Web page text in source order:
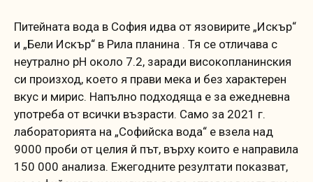
Питейната вода в София идва от язовирите „Искър“
и „Бели Искър“ в Рила планина . Тя се отличава с
неутрално pH около 7.2, заради високопланинския
си произход, което я прави мека и без характерен
вкус и мирис. Напълно подходяща е за ежедневна
употреба от всички възрасти. Само за 2021 г.
лабораторията на „Софийска вода“ е взела над
9000 проби от целия й път, върху които е направила
150 000 анализа. Ежегодните резултати показват,